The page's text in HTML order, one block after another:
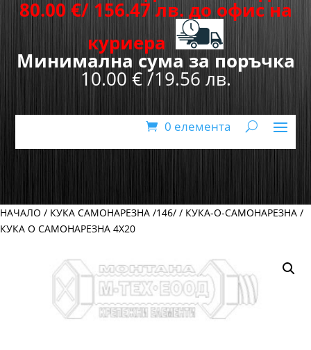
80.00 €/ 156.47 лв. до офис на
куриера
Минимална сума за поръчка
10.00 € /19.56 лв.
0 елемента
НАЧАЛО / КУКА САМОНАРЕЗНА /146/ / КУКА-О-САМОНАРЕЗНА /
КУКА O САМОНАРЕЗНА 4Х20